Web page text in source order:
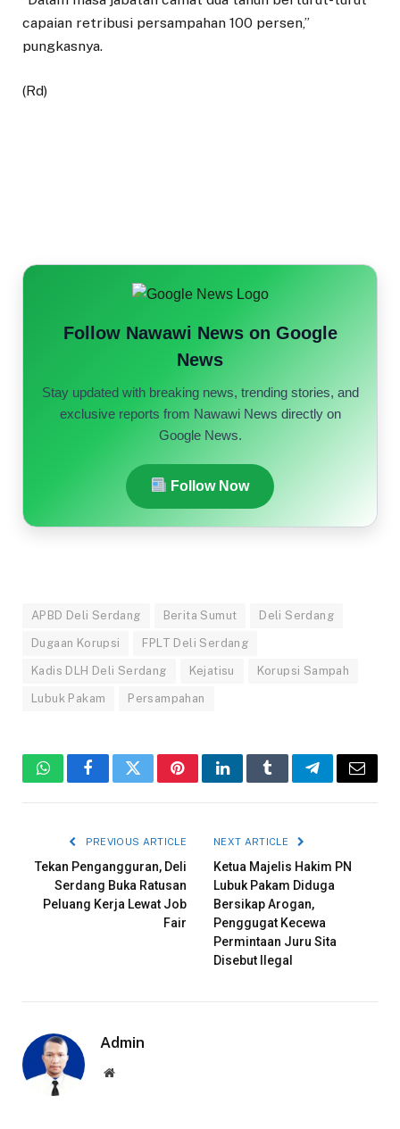
capaian retribusi persampahan 100 persen,”
pungkasnya.
(Rd)
Follow Nawawi News on Google
News
Stay updated with breaking news, trending stories, and
exclusive reports from Nawawi News directly on
Google News.
Follow Now
APBD Deli Serdang Berita Sumut Deli Serdang
Dugaan Korupsi FPLT Deli Serdang
Kadis DLH Deli Serdang Kejatisu Korupsi Sampah
Lubuk Pakam Persampahan
WhatsAppFacebookTwitterPinterestLinkedInTumblrTelegramEmail
PREVIOUS ARTICLE
Tekan Pengangguran, Deli
Serdang Buka Ratusan
Peluang Kerja Lewat Job
Fair
NEXT ARTICLE
Ketua Majelis Hakim PN
Lubuk Pakam Diduga
Bersikap Arogan,
Penggugat Kecewa
Permintaan Juru Sita
Disebut Ilegal
Admin
Website